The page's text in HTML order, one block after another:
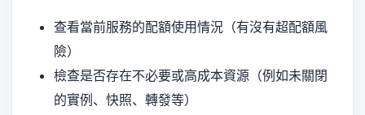
查看當前服務的配額使用情況（有沒有超配額風
險）
檢查是否存在不必要或高成本資源（例如未關閉
的實例、快照、轉發等）